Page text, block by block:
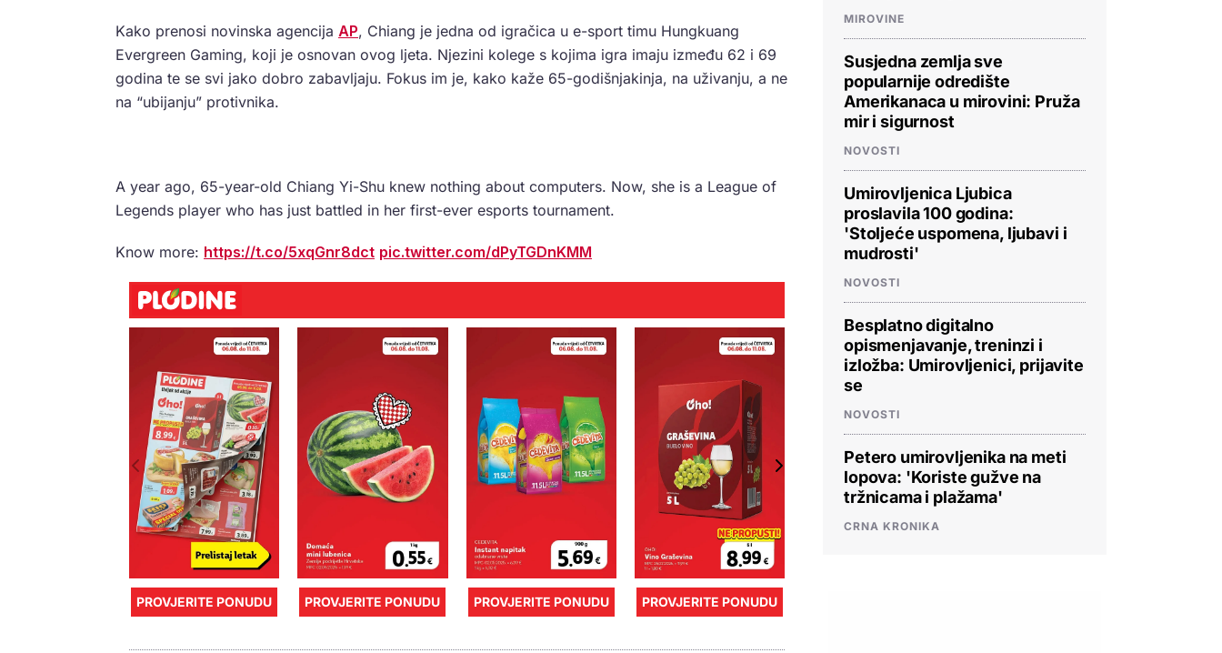
Kako prenosi novinska agencija AP, Chiang je jedna od igračica u e-sport timu Hungkuang
Evergreen Gaming, koji je osnovan ovog ljeta. Njezini kolege s kojima igra imaju između 62 i 69
godina te se svi jako dobro zabavljaju. Fokus im je, kako kaže 65-godišnjakinja, na uživanju, a ne
na “ubijanju” protivnika.
A year ago, 65-year-old Chiang Yi-Shu knew nothing about computers. Now, she is a League of
Legends player who has just battled in her first-ever esports tournament.
Know more: https://t.co/5xqGnr8dct pic.twitter.com/dPyTGDnKMM
PROVJERITE PONUDU PROVJERITE PONUDU PROVJERITE PONUDU PROVJERITE PONUDU
MIROVINE
Susjedna zemlja sve
popularnije odredište
Amerikanaca u mirovini: Pruža
mir i sigurnost
NOVOSTI
Umirovljenica Ljubica
proslavila 100 godina:
'Stoljeće uspomena, ljubavi i
mudrosti'
NOVOSTI
Besplatno digitalno
opismenjavanje, treninzi i
izložba: Umirovljenici, prijavite
se
NOVOSTI
Petero umirovljenika na meti
lopova: 'Koriste gužve na
tržnicama i plažama'
CRNA KRONIKA